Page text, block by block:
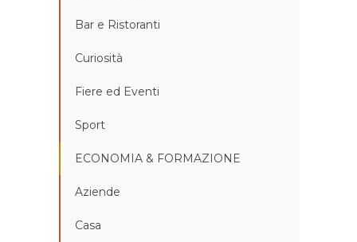
Bar e Ristoranti
Curiosità
Fiere ed Eventi
Sport
ECONOMIA & FORMAZIONE
Aziende
Casa